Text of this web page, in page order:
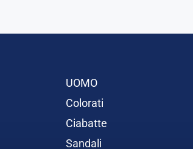
UOMO
Colorati
Ciabatte
Sandali